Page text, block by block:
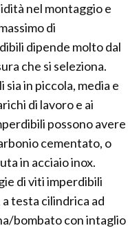
nel montaggio e
di
dipende molto dal
che si seleziona.
in piccola, media e
di lavoro e ai
possono avere
cementato, o
in acciaio inox.
di viti imperdibili
testa cilindrica ad
bombato con intaglio